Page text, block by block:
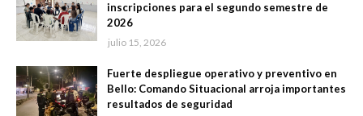
inscripciones para el segundo semestre de
2026
julio 15, 2026
Fuerte despliegue operativo y preventivo en
Bello: Comando Situacional arroja importantes
resultados de seguridad